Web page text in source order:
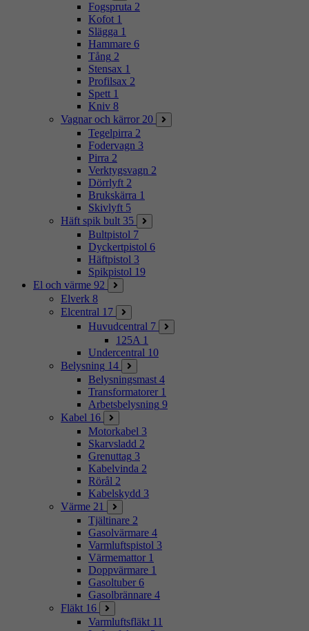
Fogspruta 2
Kofot 1
Slägga 1
Hammare 6
Tång 2
Stensax 1
Profilsax 2
Spett 1
Kniv 8
Vagnar och kärror 20
Tegelpirra 2
Fodervagn 3
Pirra 2
Verktygsvagn 2
Dörrlyft 2
Brukskärra 1
Skivlyft 5
Häft spik bult 35
Bultpistol 7
Dyckertpistol 6
Häftpistol 3
Spikpistol 19
El och värme 92
Elverk 8
Elcentral 17
Huvudcentral 7
125A 1
Undercentral 10
Belysning 14
Belysningsmast 4
Transformatorer 1
Arbetsbelysning 9
Kabel 16
Motorkabel 3
Skarvsladd 2
Grenuttag 3
Kabelvinda 2
Rörål 2
Kabelskydd 3
Värme 21
Tjältinare 2
Gasolvärmare 4
Varmluftspistol 3
Värmemattor 1
Doppvärmare 1
Gasoltuber 6
Gasolbrännare 4
Fläkt 16
Varmluftsfläkt 11